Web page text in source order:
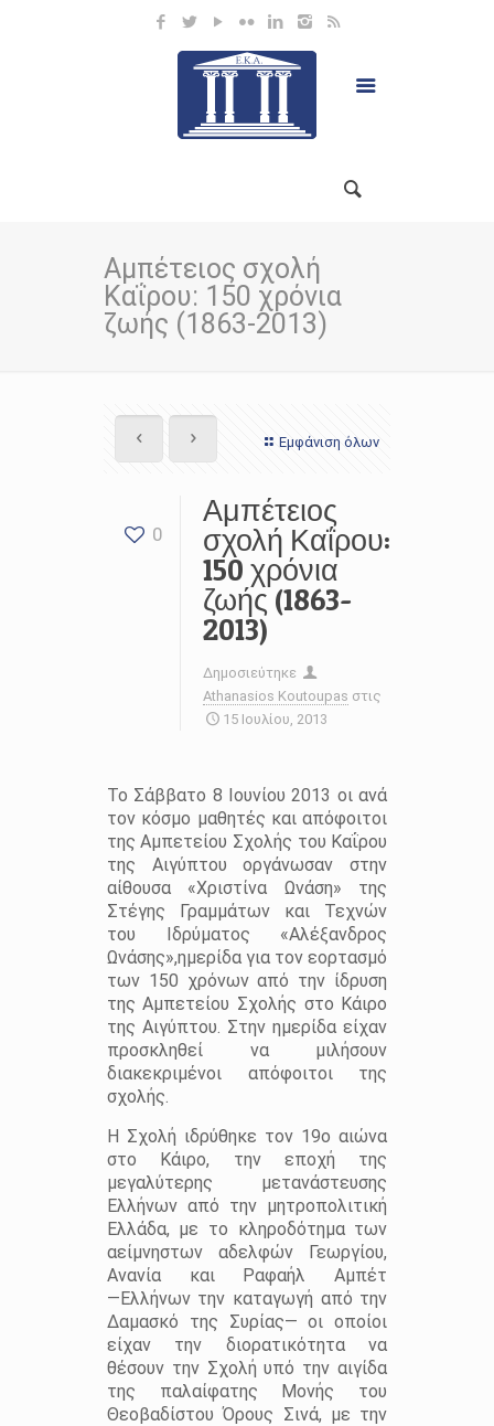
Αμπέτειος σχολή
Καΐρου: 150 χρόνια
ζωής (1863-2013)
Εμφάνιση όλων
0
Αμπέτειος
σχολή Καΐρου:
150 χρόνια
ζωής (1863-
2013)
Δημοσιεύτηκε
Athanasios Koutoupas στις
15 Ιουλίου, 2013
Το Σάββατο 8 Ιουνίου 2013 οι ανά
τον κόσμο μαθητές και απόφοιτοι
της Αμπετείου Σχολής του Καΐρου
της Αιγύπτου οργάνωσαν στην
αίθουσα «Χριστίνα Ωνάση» της
Στέγης Γραμμάτων και Τεχνών
του Ιδρύματος «Αλέξανδρος
Ωνάσης»,ημερίδα για τον εορτασμό
των 150 χρόνων από την ίδρυση
της Αμπετείου Σχολής στο Κάιρο
της Αιγύπτου. Στην ημερίδα είχαν
προσκληθεί να μιλήσουν
διακεκριμένοι απόφοιτοι της
σχολής.
Η Σχολή ιδρύθηκε τον 19ο αιώνα
στο Κάιρο, την εποχή της
μεγαλύτερης μετανάστευσης
Ελλήνων από την μητροπολιτική
Ελλάδα, με το κληροδότημα των
αείμνηστων αδελφών Γεωργίου,
Ανανία και Ραφαήλ Αμπέτ
―Ελλήνων την καταγωγή από την
Δαμασκό της Συρίας― οι οποίοι
είχαν την διορατικότητα να
θέσουν την Σχολή υπό την αιγίδα
της παλαίφατης Μονής του
Θεοβαδίστου Όρους Σινά, με την